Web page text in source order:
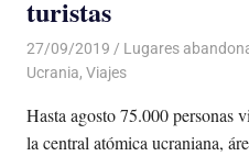
turistas
27/09/2019 De todo un Poco
Lugares
Ucrania, Viajes
Hasta agosto 75.000 personas
la central atómica ucraniana,